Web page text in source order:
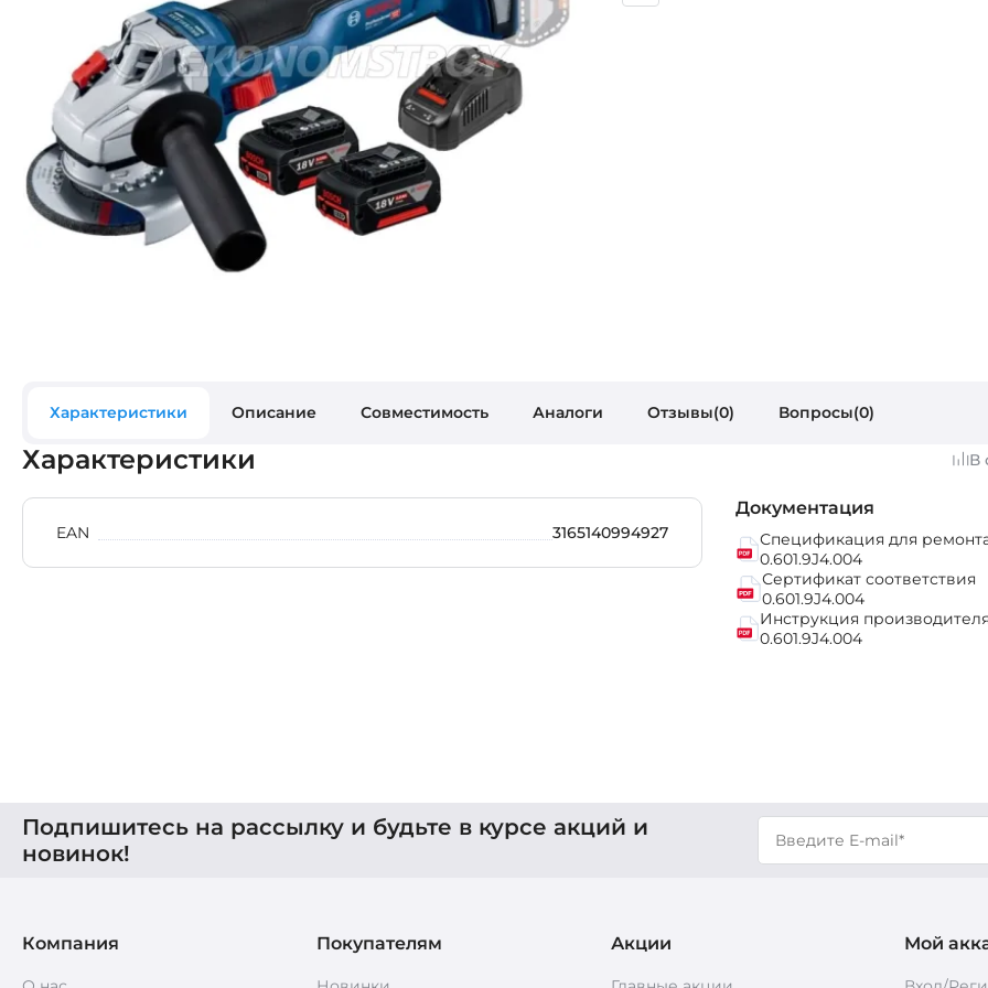
Характеристики Описание Совместимость Аналоги Отзывы(0) Вопросы(0)
Характеристики В
EAN 3165140994927
Документация
Спецификация для
0.601.9J4.004
Сертификат соответствия
0.601.9J4.004
Инструкция производителя
0.601.9J4.004
Подпишитесь на рассылку и будьте в курсе акций и
новинок!
Компания Покупателям Акции Мой